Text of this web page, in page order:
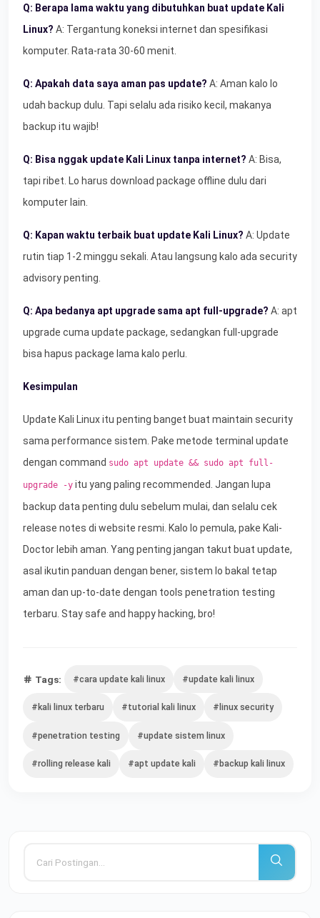
Q: Berapa lama waktu yang dibutuhkan buat update Kali
Linux? A: Tergantung koneksi internet dan spesifikasi
komputer. Rata-rata 30-60 menit.
Q: Apakah data saya aman pas update? A: Aman kalo lo
udah backup dulu. Tapi selalu ada risiko kecil, makanya
backup itu wajib!
Q: Bisa nggak update Kali Linux tanpa internet? A: Bisa,
tapi ribet. Lo harus download package offline dulu dari
komputer lain.
Q: Kapan waktu terbaik buat update Kali Linux? A: Update
rutin tiap 1-2 minggu sekali. Atau langsung kalo ada security
advisory penting.
Q: Apa bedanya apt upgrade sama apt full-upgrade? A: apt
upgrade cuma update package, sedangkan full-upgrade
bisa hapus package lama kalo perlu.
Kesimpulan
Update Kali Linux itu penting banget buat maintain security
sama performance sistem. Pake metode terminal update
dengan command sudo apt update && sudo apt full-
upgrade -y itu yang paling recommended. Jangan lupa
backup data penting dulu sebelum mulai, dan selalu cek
release notes di website resmi. Kalo lo pemula, pake Kali-
Doctor lebih aman. Yang penting jangan takut buat update,
asal ikutin panduan dengan bener, sistem lo bakal tetap
aman dan up-to-date dengan tools penetration testing
terbaru. Stay safe and happy hacking, bro!
Tags: #cara update kali linux #update kali linux
#kali linux terbaru #tutorial kali linux #linux security
#penetration testing #update sistem linux
#rolling release kali #apt update kali #backup kali linux